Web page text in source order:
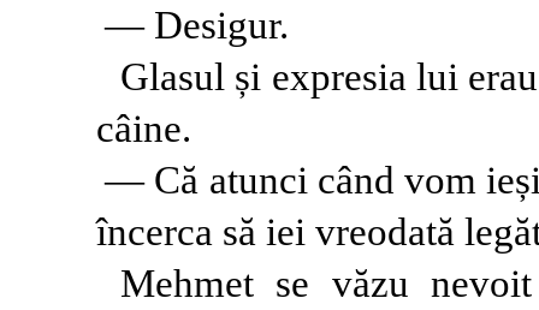
— Desigur.
Glasul și expresia lui
câine.
— Că atunci când vom
încerca să iei vreodată
Mehmet se văzu